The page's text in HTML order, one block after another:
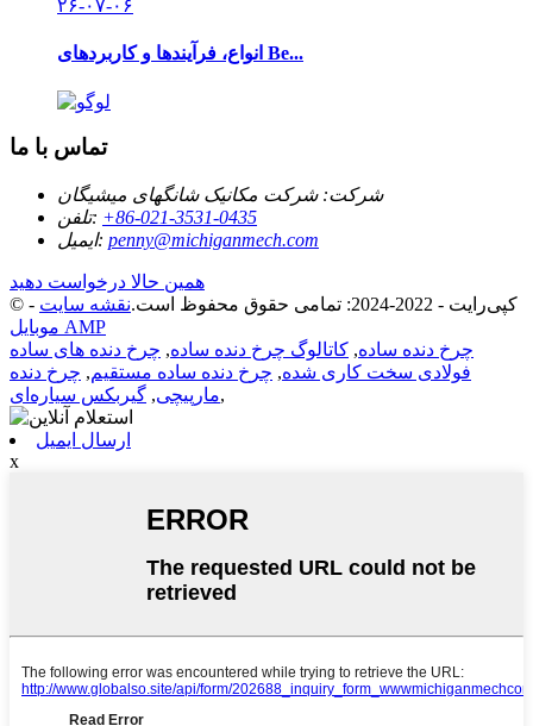
۲۶-۰۷-۰۶
انواع، فرآیندها و کاربردهای Be...
تماس با ما
شرکت: شرکت مکانیک شانگهای میشیگان
تلفن: ‎+86-021-3531-0435‎
ایمیل: penny@michiganmech.com
همین حالا درخواست دهید
© کپی‌رایت - 2022-2024: تمامی حقوق محفوظ است.
نقشه سایت -
موبایل AMP
چرخ دنده ساده, کاتالوگ چرخ دنده ساده, چرخ دنده های ساده
فولادی سخت کاری شده, چرخ دنده ساده مستقیم, چرخ دنده
مارپیچی, گیربکس سیاره‌ای ,
ارسال ایمیل
x